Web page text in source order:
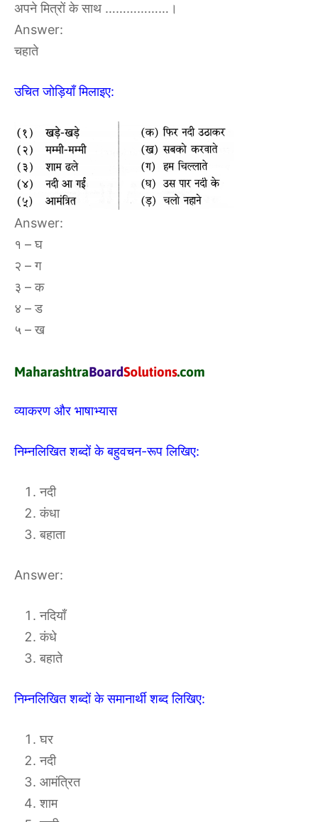
अपने मित्रों के साथ ………………।
Answer:
चहाते
उचित जोड़ियाँ मिलाइए:
Answer:
१ – घ
२ – ग
३ – क
४ – ड
५ – ख
व्याकरण और भाषाभ्यास
निम्नलिखित शब्दों के बहुवचन-रूप लिखिए:
नदी
कंधा
बहाता
Answer:
नदियाँ
कंधे
बहाते
निम्नलिखित शब्दों के समानार्थी शब्द लिखिए:
घर
नदी
आमंत्रित
शाम